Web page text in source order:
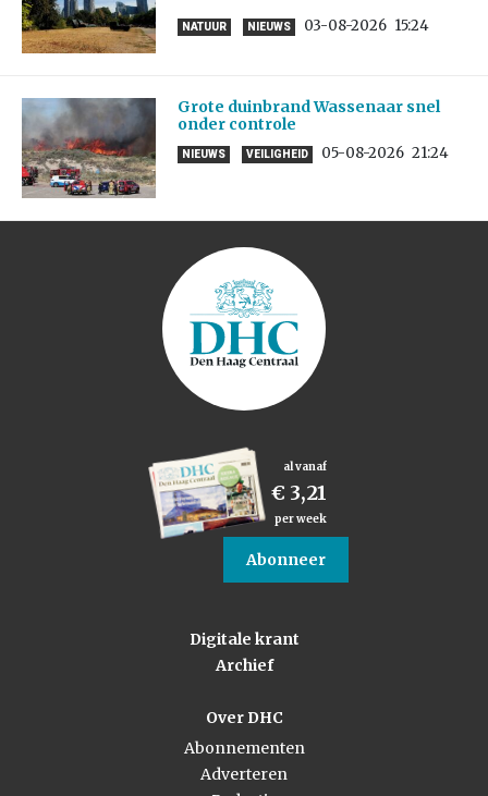
NATUUR NIEUWS 03-08-2026 15:24
Grote duinbrand Wassenaar snel
onder controle
NIEUWS VEILIGHEID 05-08-2026 21:24
al vanaf
€ 3,21
per week
Abonneer
Digitale krant
Archief
Over DHC
Abonnementen
Adverteren